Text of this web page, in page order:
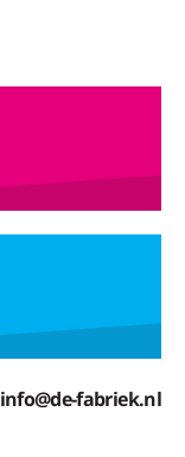
info@de-fabriek.nl